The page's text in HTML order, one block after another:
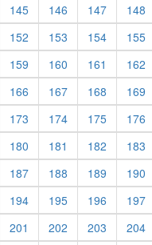
145 146 147 148
152 153 154 155
159 160 161 162
166 167 168 169
173 174 175 176
180 181 182 183
187 188 189 190
194 195 196 197
201 202 203 204